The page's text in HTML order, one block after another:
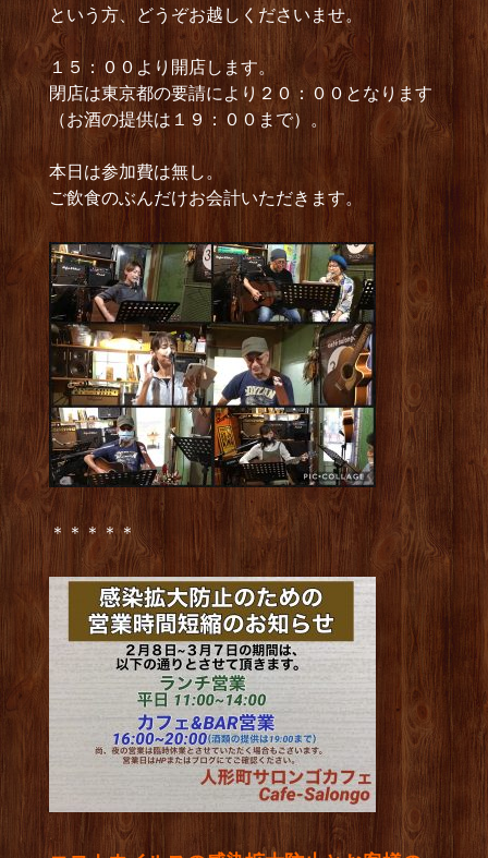
という方、どうぞお越しくださいませ。
１５：００より開店します。
閉店は東京都の要請により２０：００となります
（お酒の提供は１９：００まで）。
本日は参加費は無し。
ご飲食のぶんだけお会計いただきます。
＊＊＊＊＊